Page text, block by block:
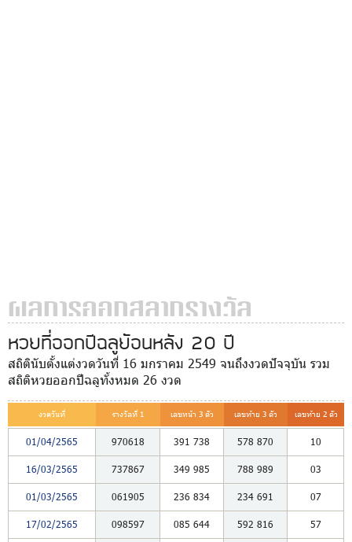
ผลการออกสลากรางวัล
หวยที่ออกปีฉลูย้อนหลัง 20 ปี
สถิตินับตั้งแต่งวดวันที่ 16 มกราคม 2549 จนถึงงวดปัจจุบัน รวม
สถิติหวยออกปีฉลูทั้งหมด 26 งวด
งวดวันที่ รางวัลที่ 1 เลขหน้า 3 ตัว เลขท้าย 3 ตัว เลขท้าย 2 ตัว
01/04/2565 970618 391 738 578 870 10
16/03/2565 737867 349 985 788 989 03
01/03/2565 061905 236 834 234 691 07
17/02/2565 098597 085 644 592 816 57